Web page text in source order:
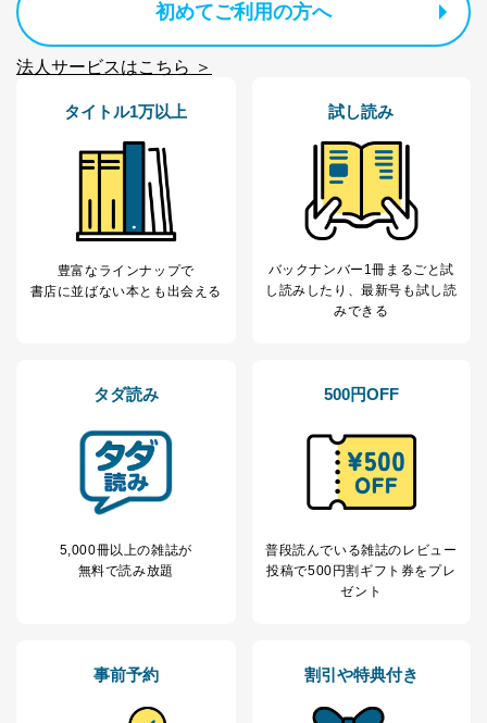
当社の定期購読サ
ービス等をご利用
の方の個人情報
購入商品の配送のため
ｅメール等による商品、サービ
ス、キャンペーン等の広告の案内
個人が特定できない形で取得した
閲覧履歴や購買履歴等の情報を分
応じた新商品・サービスに関する
広告のため
お問い合わせ対応、トラブル対
当社カスタマーQ＆
Aサービス利用者
サイトのサービス内容のご案内の
ｅメール等による商品、サービ
ス、キャンペーン等の広告に関す
4
採用応募者の方の
個人情報
採用選考、ご連絡のため
人事、総務などの雇用管理等のた
により当社の
等をご利用の方の
た商品の発売元企業からのｅメー
サービス、キャンペーン等の広告
初めてご利用の方へ
法人サービスはこちら ＞
タイトル1万以上
豊富なラインナップで
書店に並ばない本とも出会える
試し読み
バックナンバー1冊まるごと試
し読み したり、最新号も試し読
みできる
タダ読み
5,000冊以上の雑誌が
無料で読み放題
500円OFF
普段読んでいる雑誌のレビュー
投稿で500円割ギフト券をプレ
ゼント
事前予約 割引や特典付き